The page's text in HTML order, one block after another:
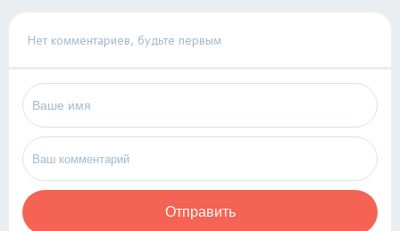
Нет комментариев, будьте первым
Отправить